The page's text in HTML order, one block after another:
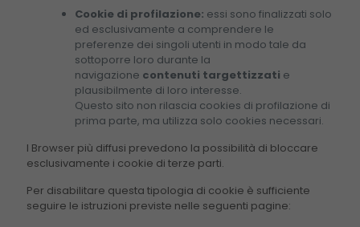
Cookie di profilazione: essi sono finalizzati solo
ed esclusivamente a comprendere le
preferenze dei singoli utenti in modo tale da
sottoporre loro durante la
navigazione contenuti targettizzati e
plausibilmente di loro interesse.
Questo sito non rilascia cookies di profilazione di
prima parte, ma utilizza solo cookies necessari.
I Browser più diffusi prevedono la possibilità di bloccare
esclusivamente i cookie di terze parti.
Per disabilitare questa tipologia di cookie è sufficiente
seguire le istruzioni previste nelle seguenti pagine: